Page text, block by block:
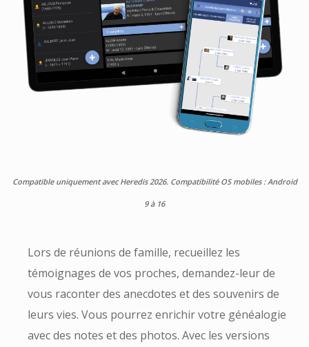
Compatible uniquement avec Heredis 2026. Compatibilité OS mobiles : Android
9 à 16
Lors de réunions de famille, recueillez les
témoignages de vos proches, demandez-leur de
vous raconter des anecdotes et des souvenirs de
leurs vies. Vous pourrez enrichir votre généalogie
avec des notes et des photos. Avec les versions